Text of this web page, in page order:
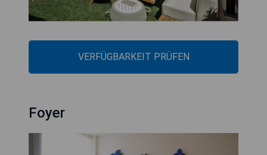
VERFÜGBARKEIT PRÜFEN
Foyer